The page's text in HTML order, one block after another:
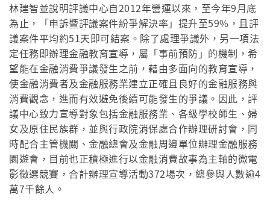
林建智並說明評議中心自2012年營運以來，至今年9月底
為止，「申訴暨評議案件紛爭解決率」提升至59%，且評
議案件平均約51天即可結案。除了處理爭議外，另一項法
定任務即辦理金融教育宣導，屬「事前預防」的機制，希
望能在金融消費爭議發生之前，藉由多面向的教育宣導，
使金融消費者及金融服務業建立正確且良好的金融服務與
消費觀念，進而有效避免後續可能發生的爭議。因此，評
議中心致力宣導對象包括金融服務業、各級學校師生、婦
女及原住民族群，並與行政院消保處合作辦理研討會，同
時配合主管機關、金融總會及金融周邊單位辦理金融服務
園遊會，目前也正積極進行以金融消費故事為主軸的微電
影徵選競賽，合計辦理宣導活動372場次，總參與人數逾4
萬7千餘人。